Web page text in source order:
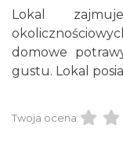
Lokal
domowe
gustu. Lokal
Twoja ocena: